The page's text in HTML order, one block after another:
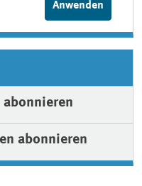
abonnieren